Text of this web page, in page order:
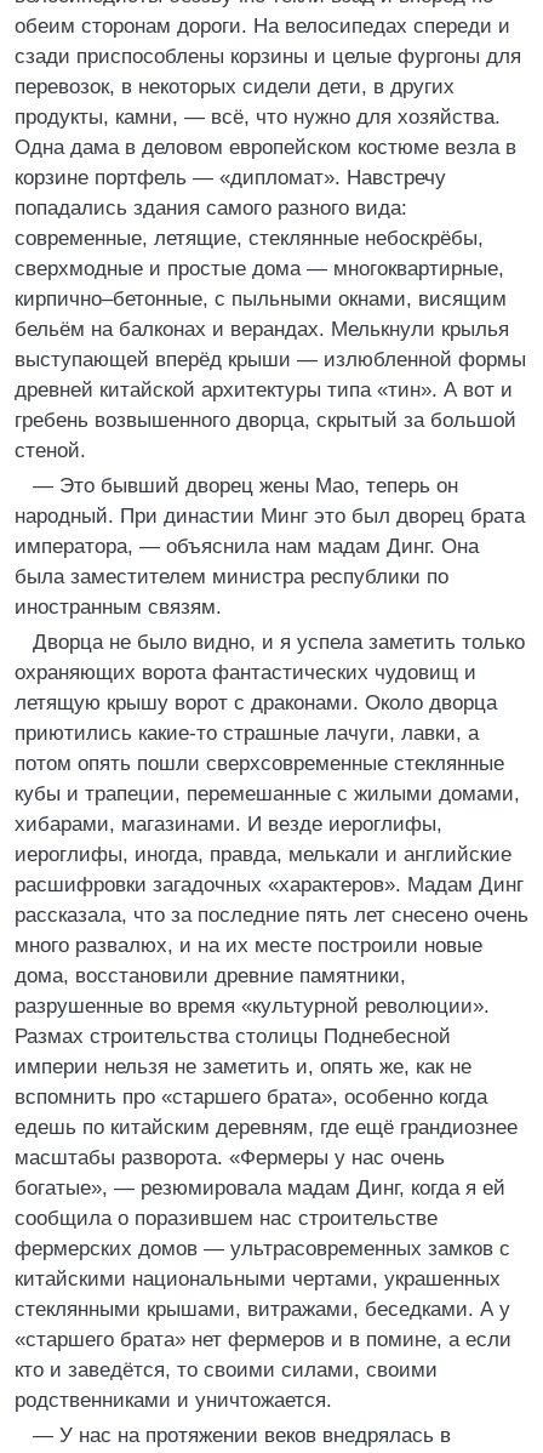
обеим сторонам дороги. На велосипедах спереди и
сзади приспособлены корзины и целые фургоны для
перевозок, в некоторых сидели дети, в других
продукты, камни, — всё, что нужно для хозяйства.
Одна дама в деловом европейском костюме везла в
корзине портфель — «дипломат». Навстречу
попадались здания самого разного вида:
современные, летящие, стеклянные небоскрёбы,
сверхмодные и простые дома — многоквартирные,
кирпично–бетонные, с пыльными окнами, висящим
бельём на балконах и верандах. Мелькнули крылья
выступающей вперёд крыши — излюбленной формы
древней китайской архитектуры типа «тин». А вот и
гребень возвышенного дворца, скрытый за большой
стеной.
— Это бывший дворец жены Мао, теперь он
народный. При династии Минг это был дворец брата
императора, — объяснила нам мадам Динг. Она
была заместителем министра республики по
иностранным связям.
Дворца не было видно, и я успела заметить только
охраняющих ворота фантастических чудовищ и
летящую крышу ворот с драконами. Около дворца
приютились какие‑то страшные лачуги, лавки, а
потом опять пошли сверхсовременные стеклянные
кубы и трапеции, перемешанные с жилыми домами,
хибарами, магазинами. И везде иероглифы,
иероглифы, иногда, правда, мелькали и английские
расшифровки загадочных «характеров». Мадам Динг
рассказала, что за последние пять лет снесено очень
много развалюх, и на их месте построили новые
дома, восстановили древние памятники,
разрушенные во время «культурной революции».
Размах строительства столицы Поднебесной
империи нельзя не заметить и, опять же, как не
вспомнить про «старшего брата», особенно когда
едешь по китайским деревням, где ещё грандиознее
масштабы разворота. «Фермеры у нас очень
богатые», — резюмировала мадам Динг, когда я ей
сообщила о поразившем нас строительстве
фермерских домов — ультрасовременных замков с
китайскими национальными чертами, украшенных
стеклянными крышами, витражами, беседками. А у
«старшего брата» нет фермеров и в помине, а если
кто и заведётся, то своими силами, своими
родственниками и уничтожается.
— У нас на протяжении веков внедрялась в